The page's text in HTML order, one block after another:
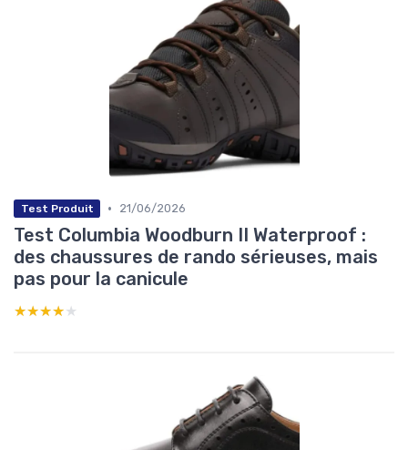
Test Produit • 21/06/2026
Test Columbia Woodburn II Waterproof :
des chaussures de rando sérieuses, mais
pas pour la canicule
★★★★★
★★★★★